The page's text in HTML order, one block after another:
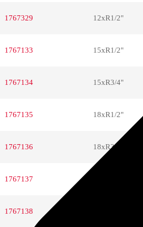
1767329 12xR1/2"
1767133 15xR1/2"
1767134 15xR3/4"
1767135 18xR1/2"
1767136 18xR3/4"
1767137
1767138